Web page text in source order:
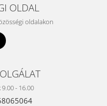
OLDAL
oldalakon
- 16.00